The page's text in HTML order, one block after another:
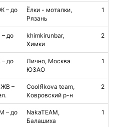
– до
Ёлки - моталки,
Рязань
1
до
khimkirunbar,
Химки
2
до
Лично, Москва
ЮЗАО
1
–
CoolЯkova team,
Ковровский р-н
2
– до
NakaTEAM,
Балашиха
1